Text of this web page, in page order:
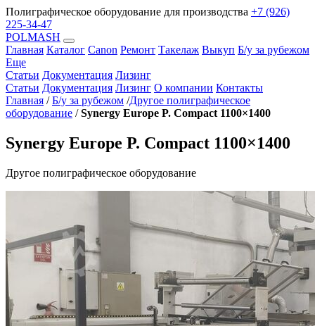
Полиграфическое оборудование для производства +7 (926)
225-34-47
POLMASH
Главная Каталог Canon Ремонт Такелаж Выкуп Б/у за рубежом
Еще
Статьи Документация Лизинг
Статьи Документация Лизинг О компании Контакты
Главная / Б/у за рубежом /Другое полиграфическое
оборудование / Synergy Europe P. Compact 1100×1400
Synergy Europe P. Compact 1100×1400
Другое полиграфическое оборудование